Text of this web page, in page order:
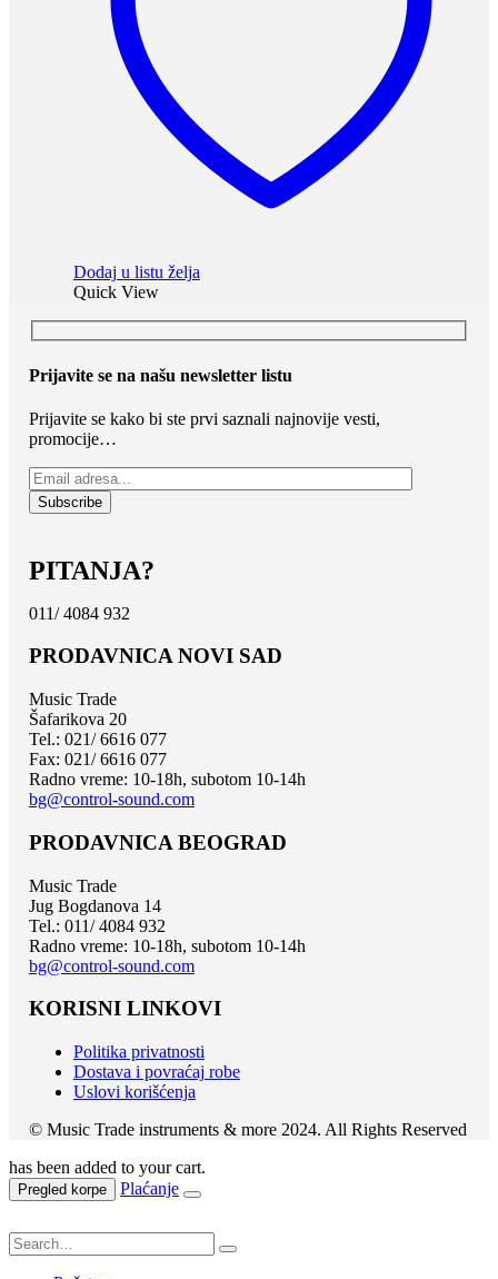
Dodaj u listu želja
Quick View
Prijavite se na našu newsletter listu
Prijavite se kako bi ste prvi saznali najnovije vesti,
promocije…
PITANJA?
011/ 4084 932
PRODAVNICA NOVI SAD
Music Trade
Šafarikova 20
Tel.: 021/ 6616 077
Fax: 021/ 6616 077
Radno vreme: 10-18h, subotom 10-14h
bg@control-sound.com
PRODAVNICA BEOGRAD
Music Trade
Jug Bogdanova 14
Tel.: 011/ 4084 932
Radno vreme: 10-18h, subotom 10-14h
bg@control-sound.com
KORISNI LINKOVI
Politika privatnosti
Dostava i povraćaj robe
Uslovi korišćenja
© Music Trade instruments & more 2024. All Rights Reserved
has been added to your cart.
Pregled korpe Plaćanje